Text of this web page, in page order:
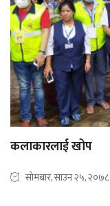
कलाकारलाई खोप
सोमबार, साउन २५, २०७८